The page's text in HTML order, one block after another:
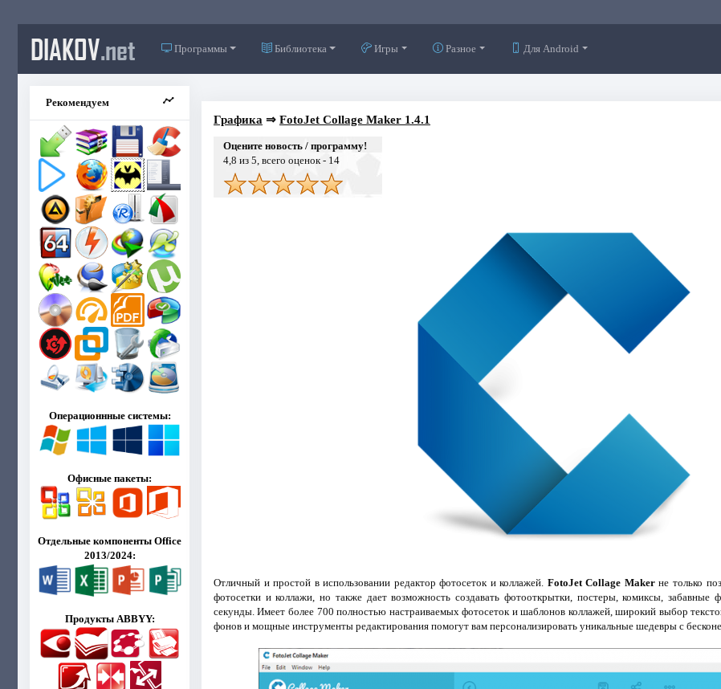
DIAKOV.net Программы Библиотека Игры Разное Для Android
Рекомендуем
Операционнные системы:
Офисные пакеты:
Отдельные компоненты Office
2013/2024:
Продукты ABBYY:
Графика ⇒ FotoJet Collage Maker 1.4.1
Оцените новость / программу!
4,8 из 5, всего оценок - 14
Отличный и простой в использовании редактор фотосеток и коллажей. FotoJet Collage Makerне только
фотосетки и коллажи, но также дает возможность создавать фотооткрытки, постеры, комиксы, забавные
секунды. Имеет более 700 полностью настраиваемых фотосеток и шаблонов коллажей, широкий выбор
фонов и мощные инструменты редактирования помогут вам персонализировать уникальные шедевры с